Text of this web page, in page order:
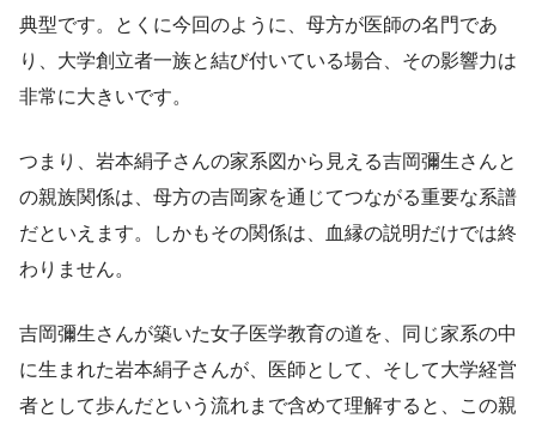
典型です。とくに今回のように、母方が医師の名門であ
り、大学創立者一族と結び付いている場合、その影響力は
非常に大きいです。
つまり、岩本絹子さんの家系図から見える吉岡彌生さんと
の親族関係は、母方の吉岡家を通じてつながる重要な系譜
だといえます。しかもその関係は、血縁の説明だけでは終
わりません。
吉岡彌生さんが築いた女子医学教育の道を、同じ家系の中
に生まれた岩本絹子さんが、医師として、そして大学経営
者として歩んだという流れまで含めて理解すると、この親